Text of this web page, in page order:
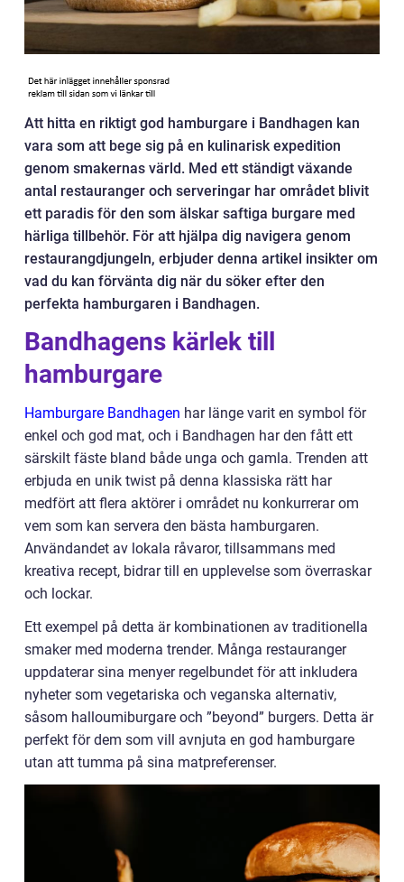
Att hitta en riktigt god hamburgare i Bandhagen kan
vara som att bege sig på en kulinarisk expedition
genom smakernas värld. Med ett ständigt växande
antal restauranger och serveringar har området blivit
ett paradis för den som älskar saftiga burgare med
härliga tillbehör. För att hjälpa dig navigera genom
restaurangdjungeln, erbjuder denna artikel insikter om
vad du kan förvänta dig när du söker efter den
perfekta hamburgaren i Bandhagen.
Bandhagens kärlek till
hamburgare
Hamburgare Bandhagen har länge varit en symbol för
enkel och god mat, och i Bandhagen har den fått ett
särskilt fäste bland både unga och gamla. Trenden att
erbjuda en unik twist på denna klassiska rätt har
medfört att flera aktörer i området nu konkurrerar om
vem som kan servera den bästa hamburgaren.
Användandet av lokala råvaror, tillsammans med
kreativa recept, bidrar till en upplevelse som överraskar
och lockar.
Ett exempel på detta är kombinationen av traditionella
smaker med moderna trender. Många restauranger
uppdaterar sina menyer regelbundet för att inkludera
nyheter som vegetariska och veganska alternativ,
såsom halloumiburgare och ”beyond” burgers. Detta är
perfekt för dem som vill avnjuta en god hamburgare
utan att tumma på sina matpreferenser.